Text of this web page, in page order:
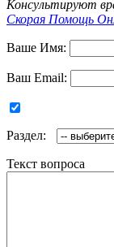
Консультируют
Скорая Помощь
Ваше Имя:
Ваш Email:
Раздел:
Текст вопроса